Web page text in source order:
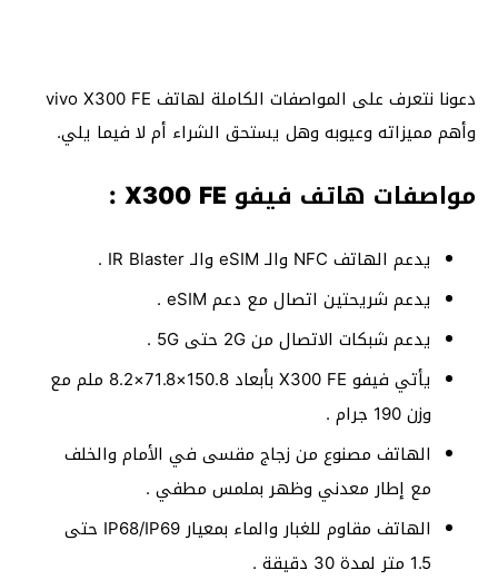
دعونا نتعرف على المواصفات الكاملة لهاتف vivo X300 FE
وأهم مميزاته وعيوبه وهل يستحق الشراء أم لا فيما يلي.
مواصفات هاتف فيفو X300 FE :
يدعم الهاتف NFC والـ eSIM والـ IR Blaster .
يدعم شريحتين اتصال مع دعم eSIM .
يدعم شبكات الاتصال من 2G حتى 5G .
يأتي فيفو X300 FE بأبعاد 150.8×71.8×8.2 ملم مع
وزن 190 جرام .
الهاتف مصنوع من زجاج مقسى في الأمام والخلف
مع إطار معدني وظهر بملمس مطفي .
الهاتف مقاوم للغبار والماء بمعيار IP68/IP69 حتى
1.5 متر لمدة 30 دقيقة .